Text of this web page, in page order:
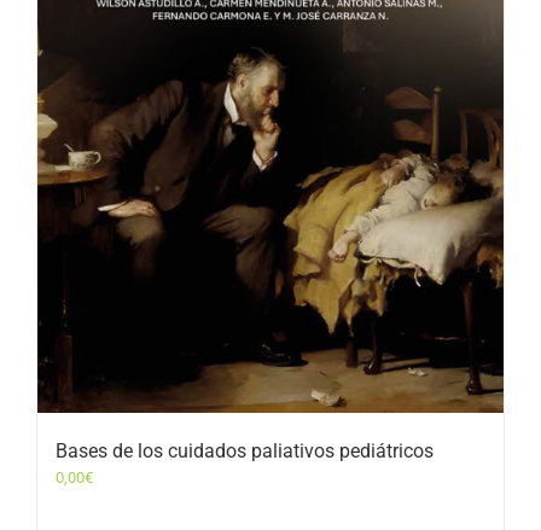
Bases de los cuidados paliativos pediátricos
0,00€